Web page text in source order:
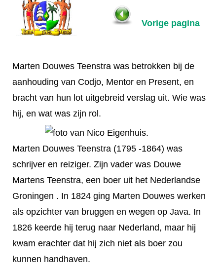
Vorige pagina
Marten Douwes Teenstra was betrokken bij de
aanhouding van Codjo, Mentor en Present, en
bracht van hun lot uitgebreid verslag uit. Wie was
hij, en wat was zijn rol.
Marten Douwes Teenstra (1795 -1864) was
schrijver en reiziger. Zijn vader was Douwe
Martens Teenstra, een boer uit het Nederlandse
Groningen . In 1824 ging Marten Douwes werken
als opzichter van bruggen en wegen op Java. In
1826 keerde hij terug naar Nederland, maar hij
kwam erachter dat hij zich niet als boer zou
kunnen handhaven.